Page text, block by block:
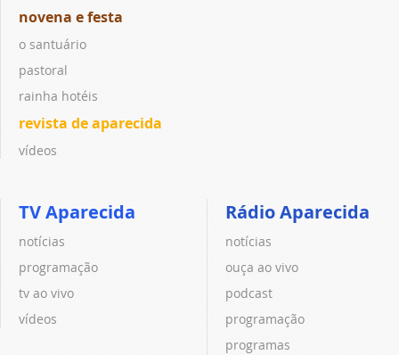
novena e festa
o santuário
pastoral
rainha hotéis
revista de aparecida
vídeos
TV Aparecida
notícias
programação
tv ao vivo
vídeos
Rádio Aparecida
notícias
ouça ao vivo
podcast
programação
programas